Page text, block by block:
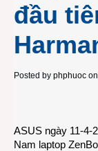
đầu
Posted by phphuoc
ASUS ngày 11-4-
Nam laptop